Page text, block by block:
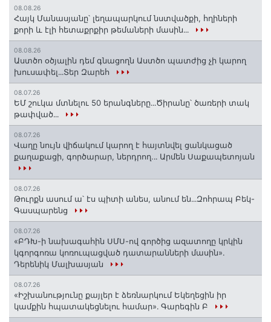
08.08.26
Հայկ Մանասյանը՝ լեղապարկում նստվածքի, հղիների
քորի և էլի հետաքրքիր թեմաների մասին․․․
08.08.26
Աստծո օծյալին դեմ գնացողն Աստծո պատժից չի կարող
խուսափել․․․Տեր Զարեհ
08.07.26
ԵՄ շուկա մտնելու 50 երանգները․․․Ծիրանը՝ ծառերի տակ
թափված․․․
08.07.26
Վաղը նույն վիճակում կարող է հայտնվել ցանկացած
քաղաքացի, գործարար, ներդրող.․․ Արմեն Սաքապետոյան
08.07.26
Թուրքն ասում ա՝ էս պիտի անես, անում են․․․Զոհրապ Բեկ-
Գասպարենց
08.07.26
«ԲԴԽ-ի նախագահին ՍՄՍ-ով գործից ազատողը կրկին
կգորգոռա կոռուպացված դատարանների մասին».
Դերենիկ Մալխասյան
08.07.26
«Իշխանությունը քայլեր է ձեռնարկում Եկեղեցին իր
կամքին հպատակեցնելու համար»․ Գարեգին Բ